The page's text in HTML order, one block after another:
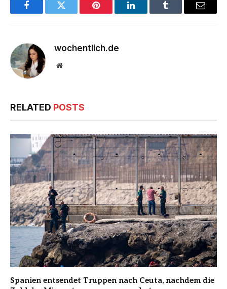
FacebookTwitter Pinterest LinkedInTumblr Email
wochentlich.de
Website
RELATED POSTS
Spanien entsendet Truppen nach Ceuta, nachdem die